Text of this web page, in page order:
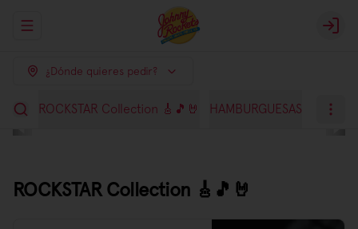
Abrir menu de navegación Login
¿Dónde quieres pedir?
ROCKSTAR Collection 🎸🎵🤘 HAMBURGUESAS
ROCKSTAR Collection 🎸🎵🤘